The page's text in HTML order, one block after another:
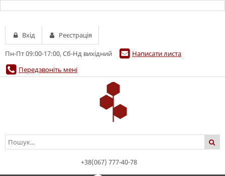
Пн-Пт 09:00-17:00, Сб-Нд вихідний
Написати листа
Передзвоніть мені
Вхід Реєстрація
+38(067) 777-40-78